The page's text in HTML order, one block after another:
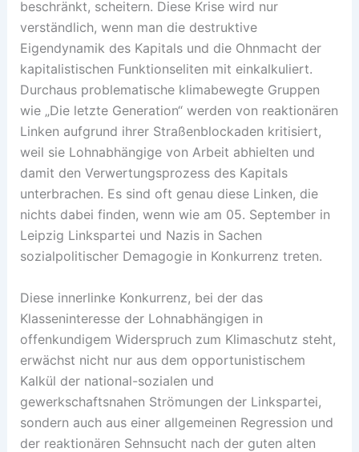
beschränkt, scheitern. Diese Krise wird nur
verständlich, wenn man die destruktive
Eigendynamik des Kapitals und die Ohnmacht der
kapitalistischen Funktionseliten mit einkalkuliert.
Durchaus problematische klimabewegte Gruppen
wie „Die letzte Generation“ werden von reaktionären
Linken aufgrund ihrer Straßenblockaden kritisiert,
weil sie Lohnabhängige von Arbeit abhielten und
damit den Verwertungsprozess des Kapitals
unterbrachen. Es sind oft genau diese Linken, die
nichts dabei finden, wenn wie am 05. September in
Leipzig Linkspartei und Nazis in Sachen
sozialpolitischer Demagogie in Konkurrenz treten.
Diese innerlinke Konkurrenz, bei der das
Klasseninteresse der Lohnabhängigen in
offenkundigem Widerspruch zum Klimaschutz steht,
erwächst nicht nur aus dem opportunistischem
Kalkül der national-sozialen und
gewerkschaftsnahen Strömungen der Linkspartei,
sondern auch aus einer allgemeinen Regression und
der reaktionären Sehnsucht nach der guten alten